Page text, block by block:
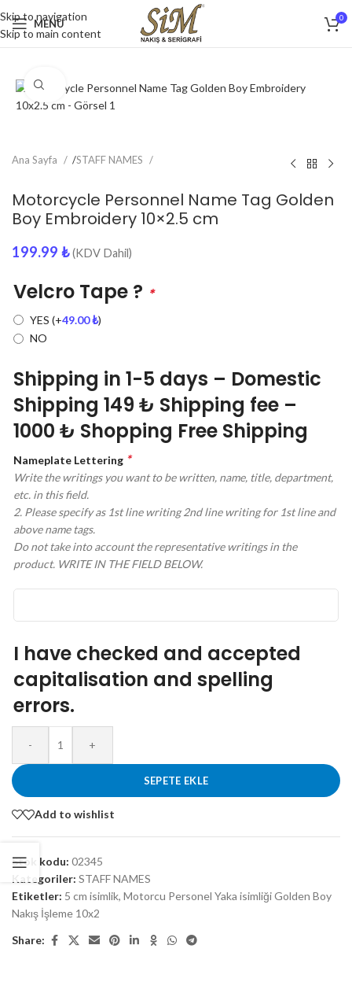
Skip to navigation
Skip to main content
MENU 0
Click to enlarge
Ana Sayfa /STAFF NAMES
Motorcycle Personnel Name Tag Golden
Boy Embroidery 10×2.5 cm
199.99 ₺ (KDV Dahil)
Velcro Tape ? *
YES (+49.00₺)
NO
Shipping in 1-5 days – Domestic
Shipping 149 ₺ Shipping fee –
1000 ₺ Shopping Free Shipping
Nameplate Lettering *
Write the writings you want to be written, name, title, department,
etc. in this field.
2. Please specify as 1st line writing 2nd line writing for 1st line and
above name tags.
Do not take into account the representative writings in the
product. WRITE IN THE FIELD BELOW.
I have checked and accepted
capitalisation and spelling
errors.
- +
SEPETE EKLE
Add to wishlist
Stok kodu: 02345
Kategoriler: STAFF NAMES
Etiketler: 5 cm isimlik, Motorcu Personel Yaka isimliği Golden Boy
Nakış İşleme 10x2
Share: